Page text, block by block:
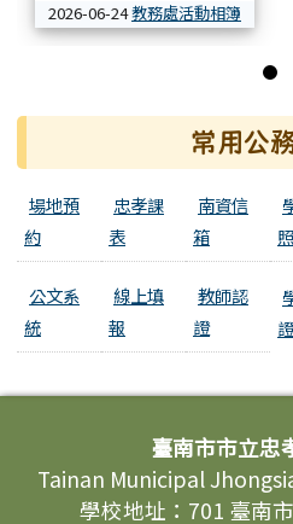
2026-06-24教務處活動相簿
常用公
場地預
約
忠孝課
表
南資信
箱
照
公文系
統
線上填
報
教師認
證
證
頁尾區域內容臺南市市立忠
Tainan Municipal
學校地址：701 臺南